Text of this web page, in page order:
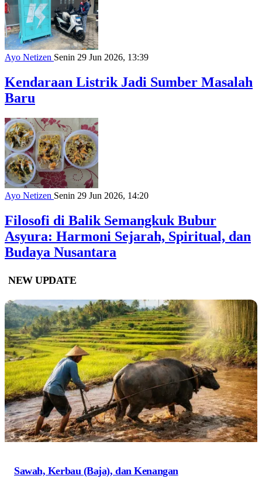
Ayo Netizen Senin 29 Jun 2026, 13:39
Kendaraan Listrik Jadi Sumber Masalah
Baru
Ayo Netizen Senin 29 Jun 2026, 14:20
Filosofi di Balik Semangkuk Bubur
Asyura: Harmoni Sejarah, Spiritual, dan
Budaya Nusantara
NEW UPDATE
Sawah, Kerbau (Baja), dan Kenangan